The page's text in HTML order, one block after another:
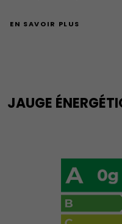
EN SAVOIR PLUS
JAUGE